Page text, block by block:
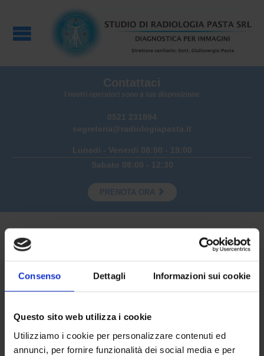
Consenso Dettagli Informazioni sui cookie
Questo sito web utilizza i cookie
Utilizziamo i cookie per personalizzare contenuti ed
annunci, per fornire funzionalità dei social media e per
Contattaci
I nostri operatori sono a tua disposizione
0521 231894
segreteria@radiologiapasta.it
Lunedi - Venerdi 08:00 - 19:00
Sabato 08:00 - 12:30
PRENOTA ORA 
Convegno PROGETTO
FORMAZIONE SPORT &
MEDICINE